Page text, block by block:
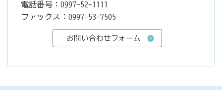
電話番号：0997-52-1111
ファックス：0997-53-7505